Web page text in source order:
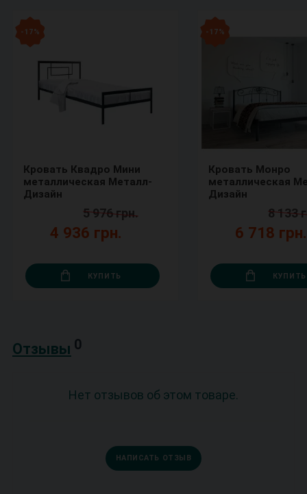
- 17 %
Кровать Квадро Мини
металлическая Металл-
Дизайн
4 936 грн.
5 976 грн.
КУПИТЬ
- 17 %
Кровать Монро
металлическая
Дизайн
6 718
8 133
КУПИТЬ
Отзывы 0
Нет отзывов об этом товаре.
НАПИСАТЬ ОТЗЫВ